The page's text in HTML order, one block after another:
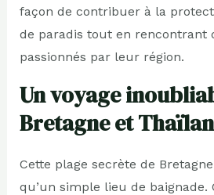
façon de contribuer à la
de paradis tout en rencontrant
passionnés par leur région.
Un voyage
Bretagne et
Cette plage secrète de
qu’un simple lieu de baignade.